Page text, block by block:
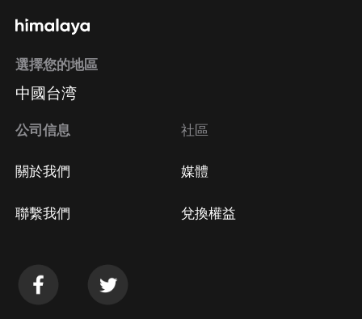
選擇您的地區
中國台湾
公司信息
關於我們
聯繫我們
社區
媒體
兌換權益